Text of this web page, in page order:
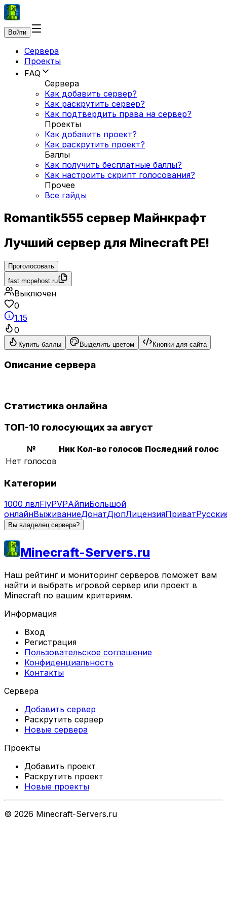
Войти
Сервера
Проекты
FAQ
Сервера
Как добавить сервер?
Как раскрутить сервер?
Как подтвердить права на сервер?
Проекты
Как добавить проект?
Как раскрутить проект?
Баллы
Как получить бесплатные баллы?
Как настроить скрипт голосования?
Прочее
Все гайды
Romantik555 сервер Майнкрафт
Лучший сервер для Minecraft PE!
Проголосовать
fast.mcpehost.ru
Выключен
0
1.15
0
Купить баллы Выделить цветом Кнопки для сайта
Описание сервера
Статистика онлайна
ТОП-10 голосующих за август
№ Ник Кол-во голосов Последний голос
Нет голосов
Категории
1000 лвлFlyPVPАйпиБольшой
онлайнВыживаниеДонатДюпЛицензияПриват
Вы владелец сервера?
Minecraft-Servers.ru
Наш рейтинг и мониторинг серверов поможет вам
найти и выбрать игровой сервер или проект в
Minecraft по вашим критериям.
Информация
Вход
Регистрация
Пользовательское соглашение
Конфиденциальность
Контакты
Сервера
Добавить сервер
Раскрутить сервер
Новые сервера
Проекты
Добавить проект
Раскрутить проект
Новые проекты
© 2026 Minecraft-Servers.ru